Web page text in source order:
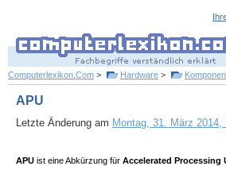
Computerlexikon.Com > Hardware >
APU
Letzte Änderung am Montag, 31. März 2014,
APU ist eine Abkürzung für Accelerated Processing